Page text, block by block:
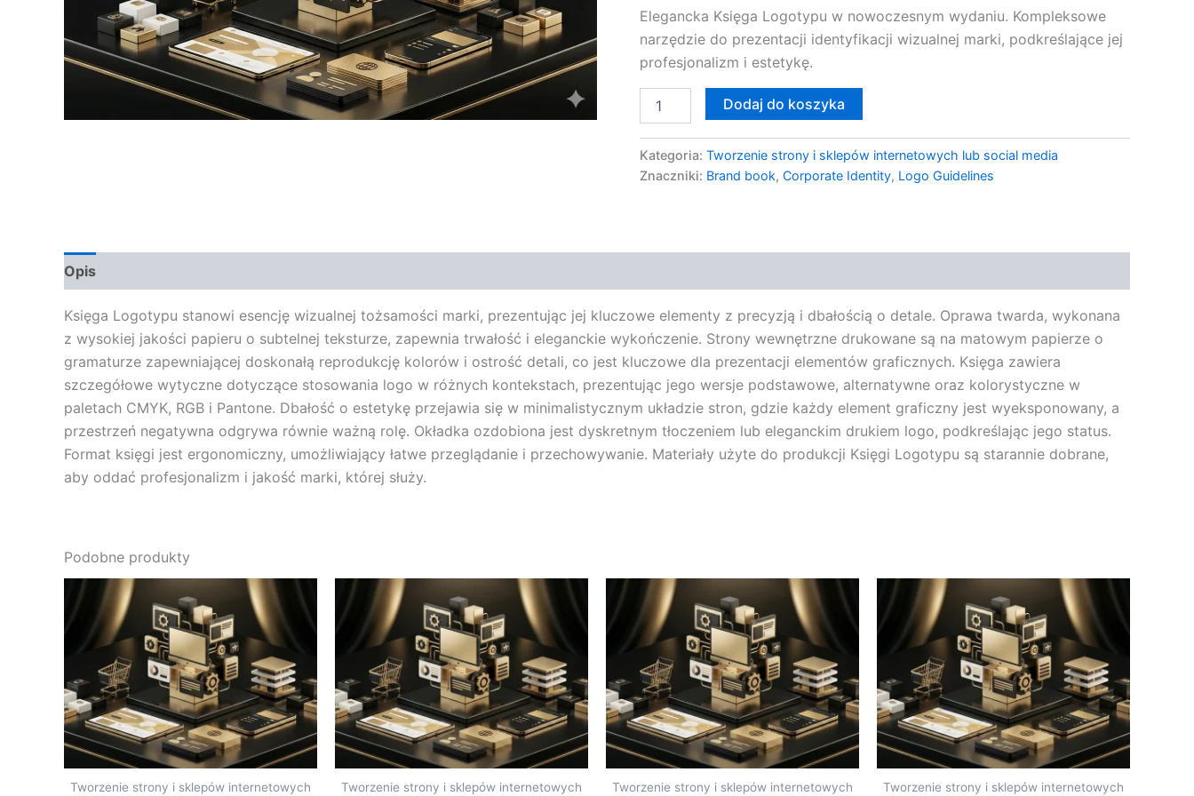
Elegancka Księga Logotypu w nowoczesnym wydaniu. Kompleksowe
narzędzie do prezentacji identyfikacji wizualnej marki, podkreślające jej
profesjonalizm i estetykę.
Dodaj do koszyka
Kategoria: Tworzenie strony i sklepów internetowych lub social media
Znaczniki: Brand book, Corporate Identity, Logo Guidelines
Opis
Księga Logotypu stanowi esencję wizualnej tożsamości marki, prezentując jej kluczowe elementy z precyzją i dbałością o detale. Oprawa twarda, wykonana
z wysokiej jakości papieru o subtelnej teksturze, zapewnia trwałość i eleganckie wykończenie. Strony wewnętrzne drukowane są na matowym papierze o
gramaturze zapewniającej doskonałą reprodukcję kolorów i ostrość detali, co jest kluczowe dla prezentacji elementów graficznych. Księga zawiera
szczegółowe wytyczne dotyczące stosowania logo w różnych kontekstach, prezentując jego wersje podstawowe, alternatywne oraz kolorystyczne w
paletach CMYK, RGB i Pantone. Dbałość o estetykę przejawia się w minimalistycznym układzie stron, gdzie każdy element graficzny jest wyeksponowany, a
przestrzeń negatywna odgrywa równie ważną rolę. Okładka ozdobiona jest dyskretnym tłoczeniem lub eleganckim drukiem logo, podkreślając jego status.
Format księgi jest ergonomiczny, umożliwiający łatwe przeglądanie i przechowywanie. Materiały użyte do produkcji Księgi Logotypu są starannie dobrane,
aby oddać profesjonalizm i jakość marki, której służy.
Podobne produkty
Tworzenie strony i sklepów internetowych
Tworzenie strony i sklepów internetowych
Tworzenie strony i sklepów internetowych
Tworzenie strony i sklepów internetowych